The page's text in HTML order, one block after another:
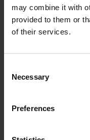
may combine it with
provided to them or
of their services.
Selection
Necessary
Preferences
Schwierigkeit
Endpunkt
2122m
Ö3 Silent